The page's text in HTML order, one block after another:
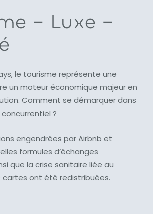
– Luxe –
le tourisme représente une
un moteur économique majeur en
Comment se démarquer dans
?
engendrées par Airbnb et
formules d’échanges
que la crise sanitaire liée au
cartes ont été redistribuées.